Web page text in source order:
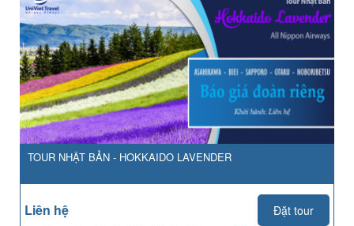
TOUR NHẬT BẢN - HOKKAIDO LAVENDER
Liên hệ
Đặt tour